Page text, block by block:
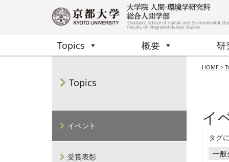
Topics 概要 研
HOME>
イ
タグ
一般
Topics
イベント
受賞表彰